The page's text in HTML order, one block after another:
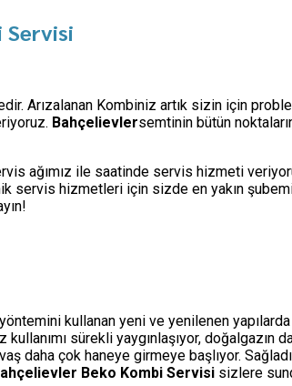
Servisi
Arızalanan Kombiniz artık sizin için
Bahçelievlersemtinin bütün
ağımız ile saatinde servis hizmeti
servis hizmetleri için sizde en yakın
kullanan yeni ve yenilenen
sürekli yaygınlaşıyor, doğalgazın
çok haneye girmeye başlıyor.
Beko Kombi Servisi sizlere